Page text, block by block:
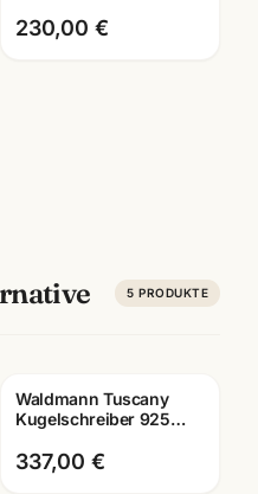
schwarz-silber · mit
Lasergravur
230,00 €
5 PRODUKTE
Gravur
Waldmann Tuscany
Kugelschreiber 925
mit Lasergravur
337,00 €